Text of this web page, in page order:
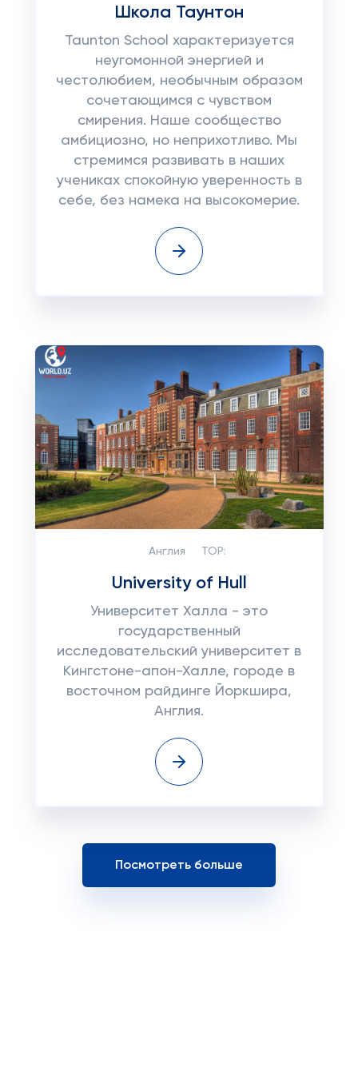
Школа Таунтон
Taunton School характеризуется
неугомонной энергией и
честолюбием, необычным образом
сочетающимся с чувством
смирения. Наше сообщество
амбициозно, но неприхотливо. Мы
стремимся развивать в наших
учениках спокойную уверенность в
себе, без намека на высокомерие.
Англия TOP:
University of Hull
Университет Халла - это
государственный
исследовательский университет в
Кингстоне-апон-Халле, городе в
восточном райдинге Йоркшира,
Англия.
Посмотреть больше